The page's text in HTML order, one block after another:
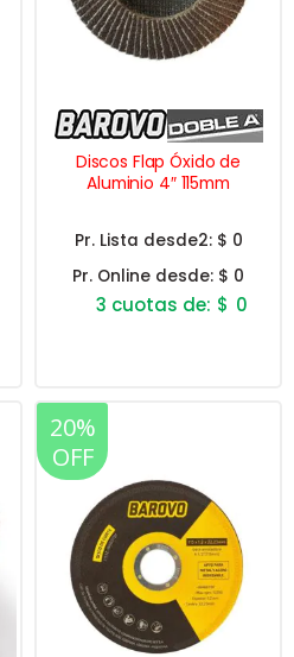
Discos Flap Óxido de
Aluminio 4″ 115mm
Pr. Lista desde2: $ 0
Pr. Online desde: $ 0
$ 0
se
pueden
elegir
en
la
página
de
producto
20%
OFF